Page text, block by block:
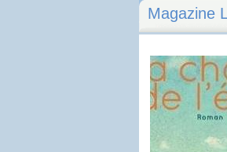
Magazine